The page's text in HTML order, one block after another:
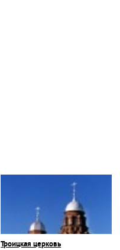
Троицкая церковь